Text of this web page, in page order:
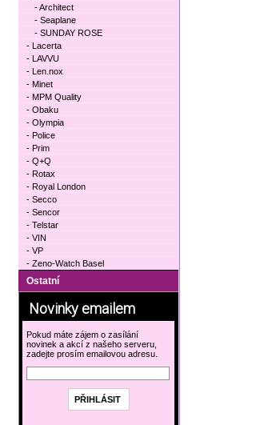
- Architect
- Seaplane
- SUNDAY ROSE
- Lacerta
- LAVVU
- Len.nox
- Minet
- MPM Quality
- Obaku
- Olympia
- Police
- Prim
- Q+Q
- Rotax
- Royal London
- Secco
- Sencor
- Telstar
- VIN
- VP
- Zeno-Watch Basel
Ostatní
Novinky emailem
Pokud máte zájem o zasílání
novinek a akcí z našeho serveru,
zadejte prosím emailovou adresu.